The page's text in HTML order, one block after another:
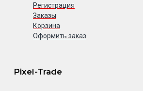
Регистрация
Заказы
Корзина
Оформить заказ
Pixel-Trade